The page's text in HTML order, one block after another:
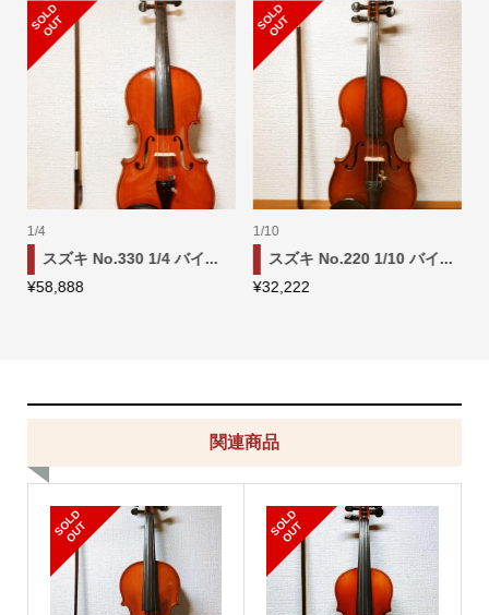
バイ...
S
L
D
O
U
スズキ 特No.1 4/4 バイ...
¥
S
L
D
O
U
スズキ No.220 1/16 バ
¥
関連商品
S
O
L
D
O
U
T S
O
L
D
O
U
T